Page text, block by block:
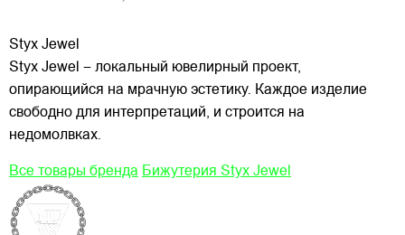
Styx Jewel
Styx Jewel – локальный ювелирный проект,
опирающийся на мрачную эстетику. Каждое изделие
свободно для интерпретаций, и строится на
недомолвках.
Все товары бренда Бижутерия Styx Jewel